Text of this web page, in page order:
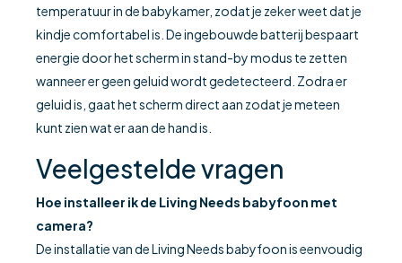
temperatuur in de babykamer, zodat je zeker weet dat je
kindje comfortabel is. De ingebouwde batterij bespaart
energie door het scherm in stand-by modus te zetten
wanneer er geen geluid wordt gedetecteerd. Zodra er
geluid is, gaat het scherm direct aan zodat je meteen
kunt zien wat er aan de hand is.
Veelgestelde vragen
Hoe installeer ik de Living Needs babyfoon met
camera?
De installatie van de Living Needs babyfoon is eenvoudig